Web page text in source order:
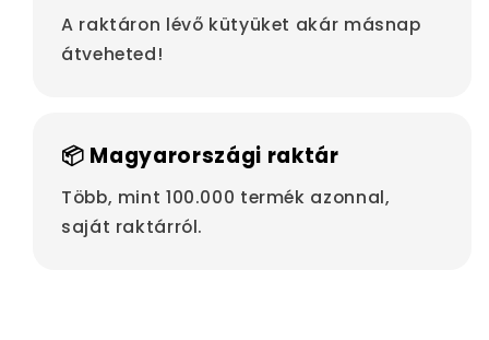
A raktáron lévő kütyüket akár másnap
átveheted!
📦 Magyarországi raktár
Több, mint 100.000 termék azonnal,
saját raktárról.